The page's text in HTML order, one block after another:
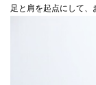
足と肩を起点にして、